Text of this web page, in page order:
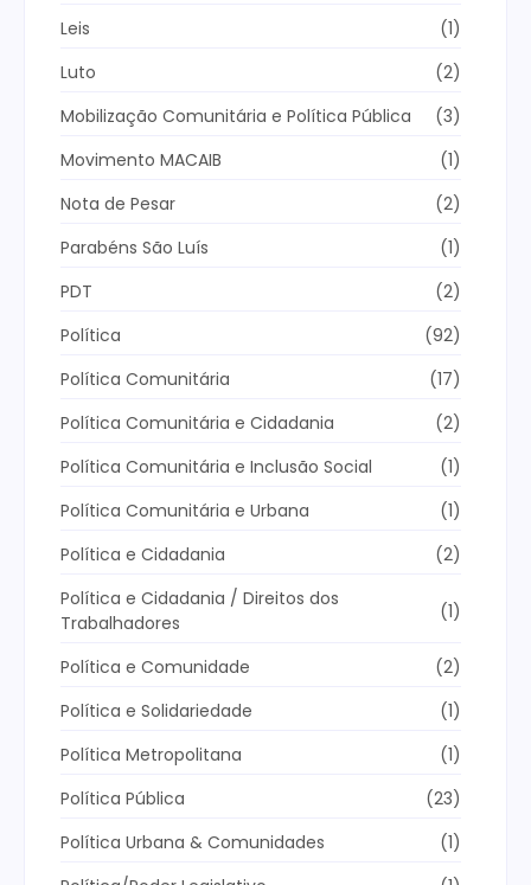
Leis
(1)
Luto
(2)
Mobilização Comunitária e Política Pública
(3)
Movimento MACAIB
(1)
Nota de Pesar
(2)
Parabéns São Luís
(1)
PDT
(2)
Política
(92)
Política Comunitária
(17)
Política Comunitária e Cidadania
(2)
Política Comunitária e Inclusão Social
(1)
Política Comunitária e Urbana
(1)
Política e Cidadania
(2)
Política e Cidadania / Direitos dos
Trabalhadores
(1)
Política e Comunidade
(2)
Política e Solidariedade
(1)
Política Metropolitana
(1)
Política Pública
(23)
Política Urbana & Comunidades
(1)